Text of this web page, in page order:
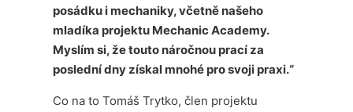
posádku i mechaniky, včetně našeho
mladíka projektu Mechanic Academy.
Myslím si, že touto náročnou prací za
poslední dny získal mnohé pro svoji praxi.“
Co na to Tomáš Trytko, člen projektu